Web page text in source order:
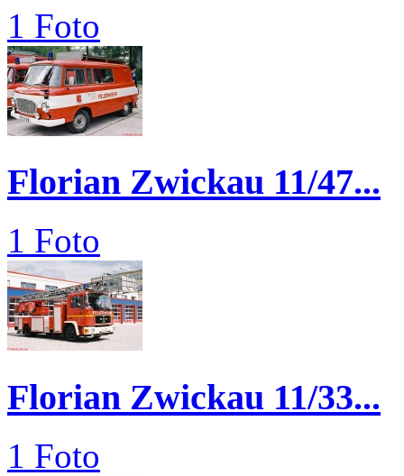
1 Foto
Florian Zwickau 11/47...
1 Foto
Florian Zwickau 11/33...
1 Foto